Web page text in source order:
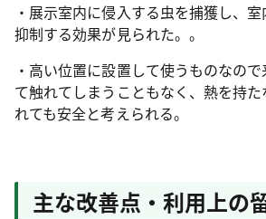
・展示室内に侵入する虫を捕獲し、
抑制する効果が見られた。。
・高い位置に設置して使うものなの
て触れてしまうこともなく、熱を持
れても安全と考えられる。
主な改善点・利用上の